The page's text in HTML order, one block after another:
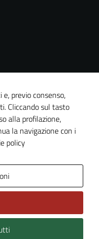
previo consenso,
Cliccando sul tasto
alla profilazione,
la navigazione con i
policy